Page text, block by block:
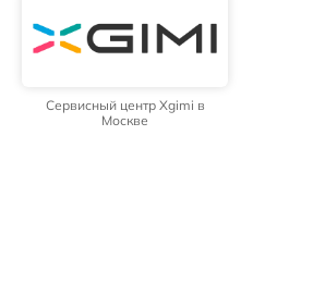
Сервисный центр Xgimi в
Москве